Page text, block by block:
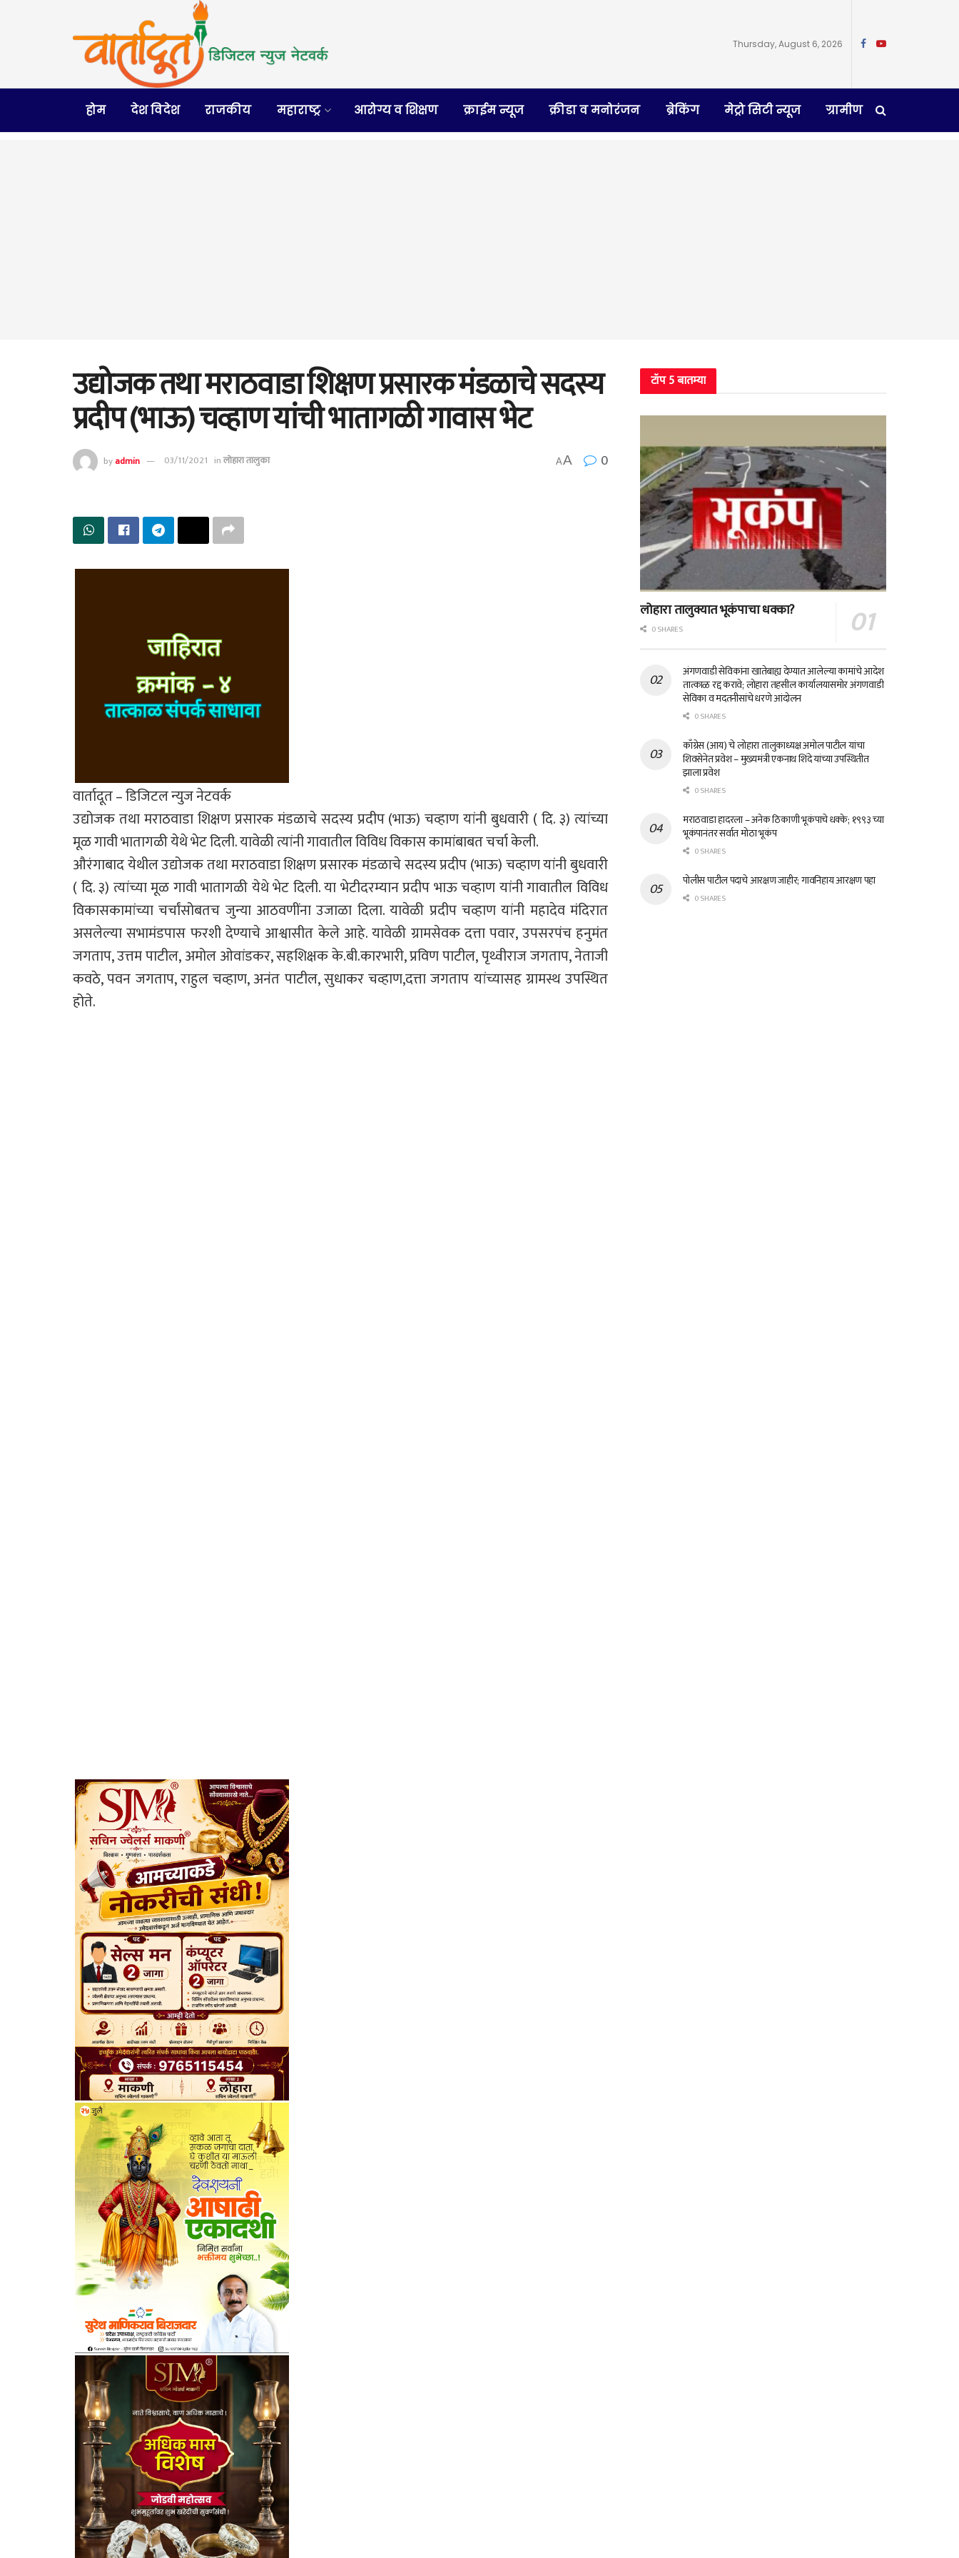
Thursday, August 6, 2026
होम देश विदेश राजकीय महाराष्ट्र आरोग्य व शिक्षण क्राईम न्यूज क्रीडा व मनोरंजन ब्रेकिंग मेट्रो सिटी न्यूज ग्रामीण
उद्योजक तथा मराठवाडा शिक्षण प्रसारक मंडळाचे सदस्य
प्रदीप (भाऊ) चव्हाण यांची भातागळी गावास भेट
byadmin 03/11/2021 inलोहारा तालुका AA 0
वार्तादूत – डिजिटल न्युज नेटवर्क
उद्योजक तथा मराठवाडा शिक्षण प्रसारक मंडळाचे सदस्य प्रदीप (भाऊ) चव्हाण यांनी बुधवारी ( दि. ३) त्यांच्या
मूळ गावी भातागळी येथे भेट दिली. यावेळी त्यांनी गावातील विविध विकास कामांबाबत चर्चा केली.
औरंगाबाद येथील उद्योजक तथा मराठवाडा शिक्षण प्रसारक मंडळाचे सदस्य प्रदीप (भाऊ) चव्हाण यांनी बुधवारी
( दि. ३) त्यांच्या मूळ गावी भातागळी येथे भेट दिली. या भेटीदरम्यान प्रदीप भाऊ चव्हाण यांनी गावातील विविध
विकासकामांच्या चर्चांसोबतच जुन्या आठवणींना उजाळा दिला. यावेळी प्रदीप चव्हाण यांनी महादेव मंदिरात
असलेल्या सभामंडपास फरशी देण्याचे आश्वासीत केले आहे. यावेळी ग्रामसेवक दत्ता पवार, उपसरपंच हनुमंत
जगताप, उत्तम पाटील, अमोल ओवांडकर, सहशिक्षक के.बी.कारभारी, प्रविण पाटील, पृथ्वीराज जगताप, नेताजी
कवठे, पवन जगताप, राहुल चव्हाण, अनंत पाटील, सुधाकर चव्हाण,दत्ता जगताप यांच्यासह ग्रामस्थ उपस्थित
होते.
टॉप 5 बातम्या
लोहारा तालुक्यात भूकंपाचा धक्का?
0 SHARES
अंगणवाडी सेविकांना खातेबाह्य देण्यात आलेल्या कामांचे आदेश
तात्काळ रद्द करावे; लोहारा तहसील कार्यालयासमोर अंगणवाडी
सेविका व मदतनीसांचे धरणे आंदोलन
0 SHARES
काँग्रेस (आय) चे लोहारा तालुकाध्यक्ष अमोल पाटील यांचा
शिवसेनेत प्रवेश – मुख्यमंत्री एकनाथ शिंदे यांच्या उपस्थितीत
झाला प्रवेश
0 SHARES
मराठवाडा हादरला – अनेक ठिकाणी भूकंपाचे धक्के; १९९३ च्या
भूकंपानंतर सर्वात मोठा भूकंप
0 SHARES
पोलीस पाटील पदाचे आरक्षण जाहीर; गावनिहाय आरक्षण पहा
0 SHARES